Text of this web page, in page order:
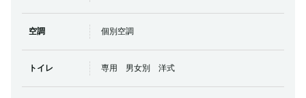
空調 個別空調
トイレ 専用 男女別 洋式